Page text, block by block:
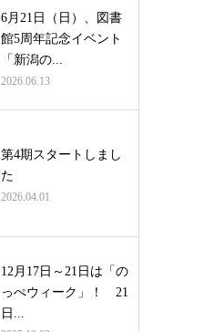
6月21日（日）、図書
館5周年記念イベント
「新潟の...
2026.06.13
第4期スタートしまし
た
2026.04.01
12月17日～21日は「の
っぺウィーク」！ 21
日...